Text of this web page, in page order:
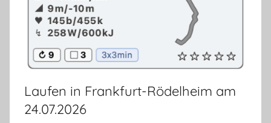
Laufen in Frankfurt-Rödelheim am
24.07.2026